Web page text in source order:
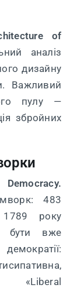
of
аналіз
дизайну
Важливий
пулу —
збройних
483
року
бути вже
«Liberal